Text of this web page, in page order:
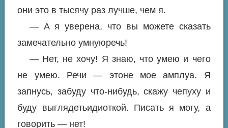
они это в тысячу раз лучше, чем я.
— А я уверена, что вы можете сказать
замечательно умнуюречь!
— Нет, не хочу! Я знаю, что умею и чего
не умею. Речи — этоне мое амплуа. Я
запнусь, забуду что-нибудь, скажу чепуху и
буду выглядетьидиоткой. Писать я могу, а
говорить — нет!